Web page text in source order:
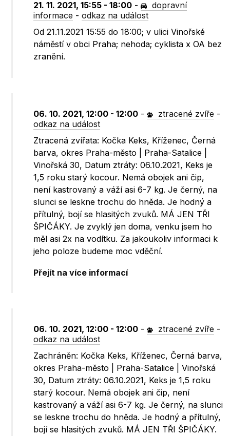
21. 11. 2021, 15:55 - 18:00 -
dopravní
informace -odkaz na událost
Od 21.11.2021 15:55 do 18:00; v ulici Vinořské
náměstí v obci Praha; nehoda; cyklista x OA bez
zranění.
06. 10. 2021, 12:00 - 12:00 - ztracené zvíře -
odkaz na událost
Ztracená zvířata: Kočka Keks, Kříženec, Černá
barva, okres Praha-město | Praha-Satalice |
Vinořská 30, Datum ztráty: 06.10.2021, Keks je
1,5 roku starý kocour. Nemá obojek ani čip,
není kastrovaný a váží asi 6-7 kg. Je černý, na
slunci se leskne trochu do hněda. Je hodný a
přítulný, bojí se hlasitých zvuků. MÁ JEN TŘI
ŠPIČÁKY. Je zvyklý jen doma, venku jsem ho
měl asi 2x na vodítku. Za jakoukoliv informaci k
jeho poloze budeme moc vděční.
Přejít na více informací
06. 10. 2021, 12:00 - 12:00 - ztracené zvíře -
odkaz na událost
Zachráněn: Kočka Keks, Kříženec, Černá barva,
okres Praha-město | Praha-Satalice | Vinořská
30, Datum ztráty: 06.10.2021, Keks je 1,5 roku
starý kocour. Nemá obojek ani čip, není
kastrovaný a váží asi 6-7 kg. Je černý, na slunci
se leskne trochu do hněda. Je hodný a přítulný,
bojí se hlasitých zvuků. MÁ JEN TŘI ŠPIČÁKY.